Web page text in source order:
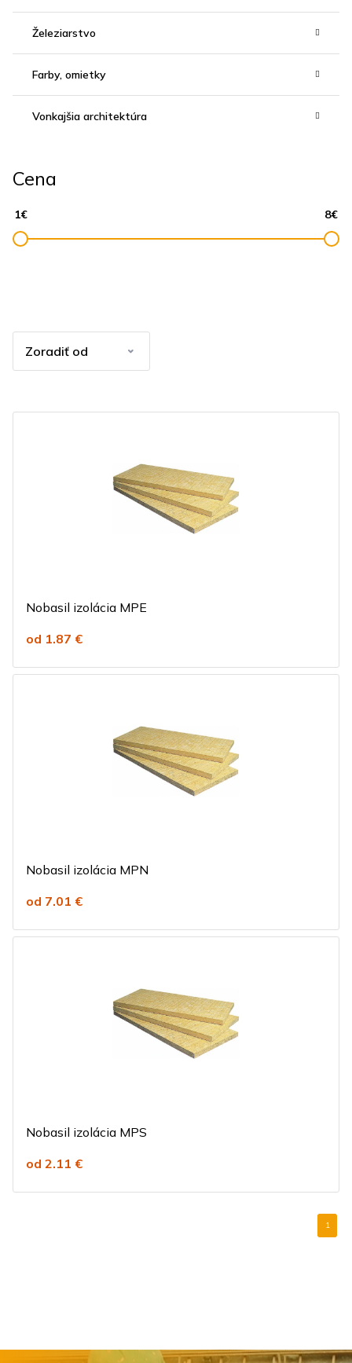
Železiarstvo
Farby, omietky
Vonkajšia architektúra
Cena
Nobasil izolácia MPE
od 1.87 €
Nobasil izolácia MPN
od 7.01 €
Nobasil izolácia MPS
od 2.11 €
1